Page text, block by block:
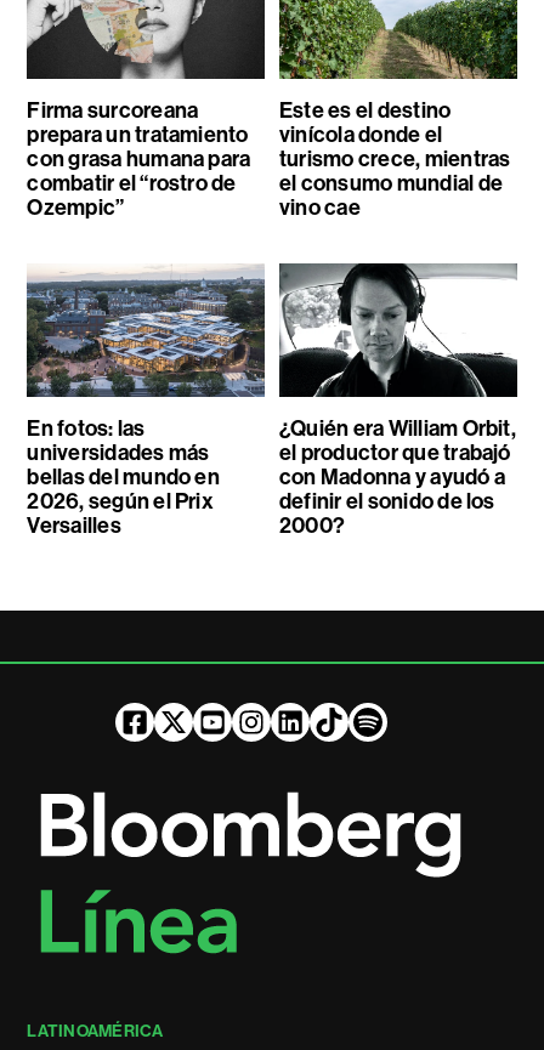
Firma surcoreana
prepara un tratamiento
con grasa humana para
combatir el “rostro de
Ozempic”
Este es el destino
vinícola donde el
turismo crece, mientras
el consumo mundial de
vino cae
En fotos: las
universidades más
bellas del mundo en
2026, según el Prix
Versailles
¿Quién era William Orbit,
el productor que trabajó
con Madonna y ayudó a
definir el sonido de los
2000?
LATINOAMÉRICA